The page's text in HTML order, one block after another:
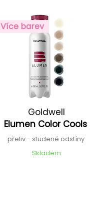
Více barev
Goldwell
Elumen Color Cools
přeliv - studené odstíny
Skladem